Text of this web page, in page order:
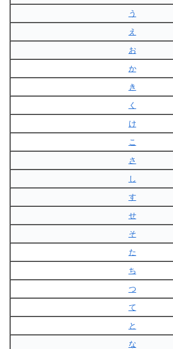
う
え
お
か
き
く
け
こ
さ
し
す
せ
そ
た
ち
つ
て
と
な